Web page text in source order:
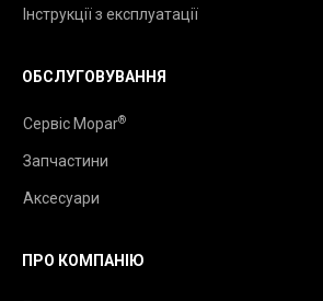
Інструкції з експлуатації
ОБСЛУГОВУВАННЯ
Сервіс Mopar®
Запчастини
Аксесуари
ПРО КОМПАНІЮ